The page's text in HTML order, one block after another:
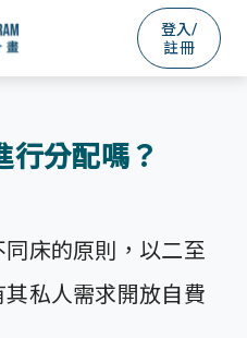
登入/
註冊
行分配嗎？
床的原則，以二至
私人需求開放自費